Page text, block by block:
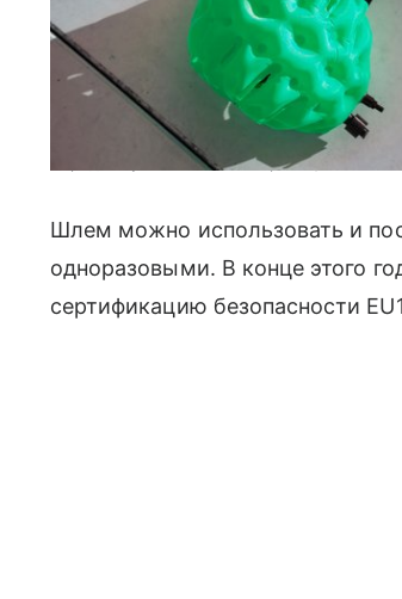
Перед покупкой можно выбрать цвет
Шлем можно использовать и
одноразовыми. В конце этого
сертификацию безопасности